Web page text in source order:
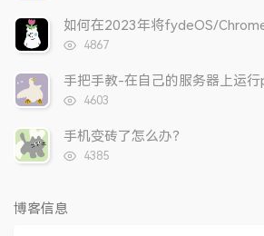
次
浏
次
4867
手把手教-在自己的服务器上运
浏
次
数:
4603
手机变砖了怎么办？
浏
4385
博客信息